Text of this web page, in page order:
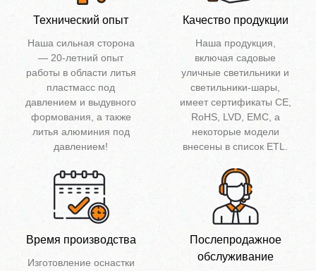
Технический опыт
Наша сильная сторона
— 20-летний опыт
работы в области литья
пластмасс под
давлением и выдувного
формования, а также
литья алюминия под
давлением!
Качество продукции
Наша продукция,
включая садовые
уличные светильники и
светильники-шары,
имеет сертификаты CE,
RoHS, LVD, EMC, а
некоторые модели
внесены в список ETL.
Время производства
Изготовление оснастки
Послепродажное
обслуживание